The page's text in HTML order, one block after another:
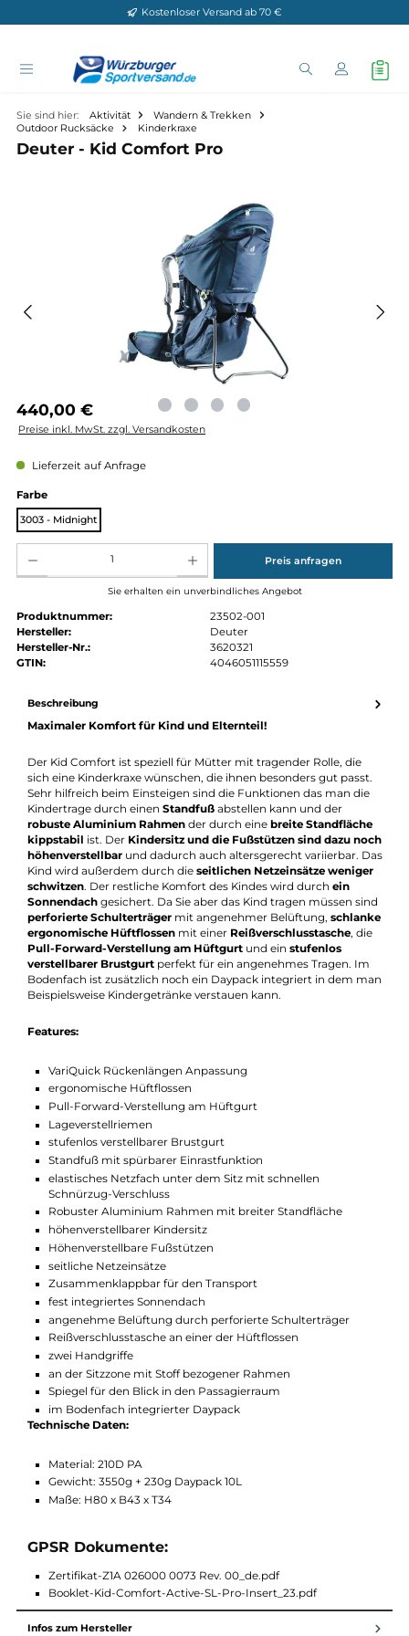
Zum Hauptinhalt springenKostenloser Versand ab 70 €
Sie sind hier: Aktivität
Wandern & Trekken
Outdoor Rucksäcke
Kinderkraxe
Lieferzeit auf Anfrage
auswählen
3003 - Midnight
Sie erhalten ein unverbindliches Angebot
Hersteller:
Hersteller-Nr.:
3620321
Beschreibung
Maximaler Komfort für Kind und Elternteil!
Der Kid Comfort ist speziell für Mütter mit tragender Rolle, die
sich eine Kinderkraxe wünschen, die ihnen besonders gut
Sehr hilfreich beim Einsteigen sind die Funktionen das man
Kindertrage durch einenStandfußabstellen kann und der
robuste Aluminium Rahmender durch einebreite
kippstabilist. DerKindersitz und die Fußstützen sind dazu
höhenverstellbarund dadurch auch altersgerecht variierbar.
Kind wird außerdem durch dieseitlichen Netzeinsätze
schwitzen. Der restliche Komfort des Kindes wird durchein
Sonnendachgesichert. Da Sie aber das Kind tragen müssen
ergonomische Hüftflossen
verstellbarer Brustgurtperfekt für ein angenehmes Tragen.
Bodenfach ist zusätzlich noch ein Daypack integriert in dem
Beispielsweise Kindergetränke verstauen kann.
Features:
VariQuick Rückenlängen Anpassung
ergonomische Hüftflossen
Pull-Forward-Verstellung am Hüftgurt
Lageverstellriemen
stufenlos verstellbarer Brustgurt
Standfuß mit spürbarer Einrastfunktion
elastisches Netzfach unter dem Sitz mit schnellen
Schnürzug-Verschluss
höhenverstellbarer Kindersitz
Höhenverstellbare Fußstützen
seitliche Netzeinsätze
Zusammenklappbar für den Transport
angenehme Belüftung durch perforierte Schulterträger
Reißverschlusstasche an einer der Hüftflossen
zwei Handgriffe
Spiegel für den Blick in den Passagierraum
Technische Daten:
Material: 210D PA